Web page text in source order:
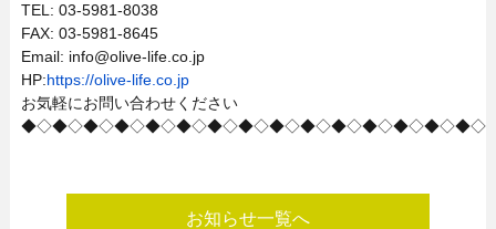
TEL: 03-5981-8038
FAX: 03-5981-8645
Email: info@olive-life.co.jp
HP:https://olive-life.co.jp
お気軽にお問い合わせください
◆◇◆◇◆◇◆◇◆◇◆◇◆◇◆◇◆◇◆◇◆◇◆◇◆◇◆◇◆◇
お知らせ一覧へ